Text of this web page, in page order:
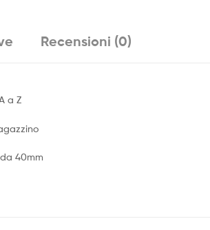
Recensioni (0)
a Z
40mm